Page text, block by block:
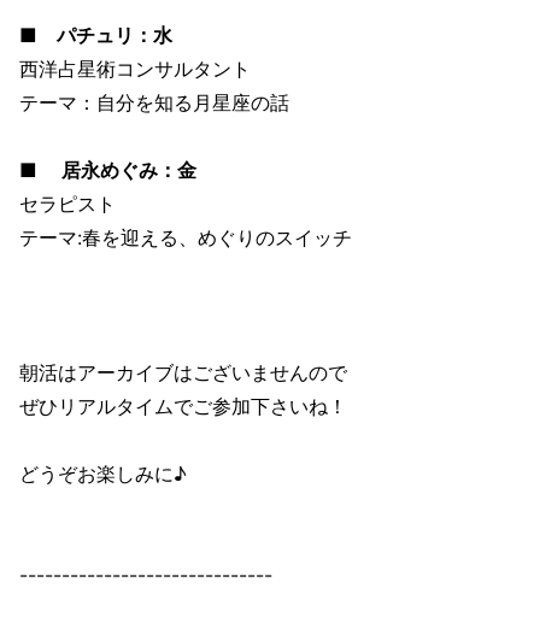
■ パチュリ：水
西洋占星術コンサルタント
テーマ：自分を知る月星座の話
■ 居永めぐみ：金
セラピスト
テーマ:春を迎える、めぐりのスイッチ
朝活はアーカイブはございませんので
ぜひリアルタイムでご参加下さいね！
どうぞお楽しみに♪
------------------------------